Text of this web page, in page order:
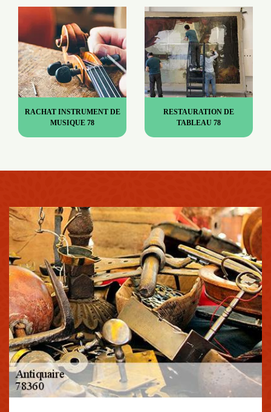
RACHAT INSTRUMENT DE
MUSIQUE 78
RESTAURATION DE
TABLEAU 78